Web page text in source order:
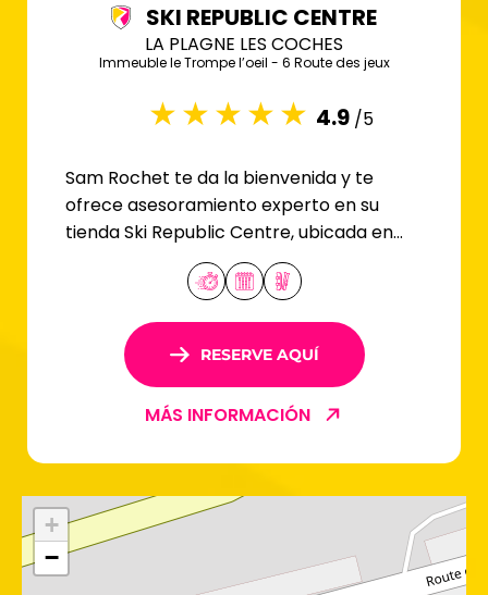
SKI REPUBLIC CENTRE
LA PLAGNE LES COCHES
Immeuble le Trompe l’oeil - 6 Route des jeux
4.9 /5
Sam Rochet te da la bienvenida y te
ofrece asesoramiento experto en su
tienda Ski Republic Centre, ubicada en
Les Coches. Tanto si eres principiante
como esquiador experto, ¡aquí
RESERVE AQUÍ
MÁS INFORMACIÓN
+
−